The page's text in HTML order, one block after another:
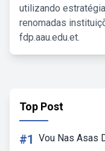
utilizando
renomadas
fdp.aau.edu.et.
Top Post
#1 Vou Nas Asas